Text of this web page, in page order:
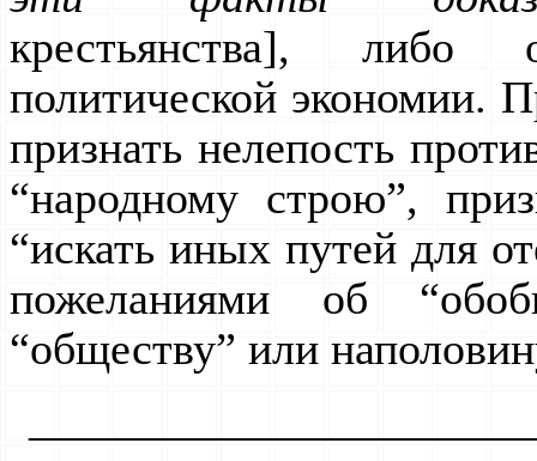
крестьянства], либо
политической экономии.
признать нелепость
“народному строю”,
“искать иных путей для
пожеланиями об
“обществу” или